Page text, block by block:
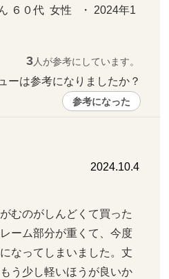
６０代  女性   ・ 2024年1
3人が参考にしています。
ーは参考になりましたか？
参考になった
2024.10.4
むのがしんどくて買った
ーム部分が重くて、今度
なってしまいました。丈
う少し軽いほうが良いか